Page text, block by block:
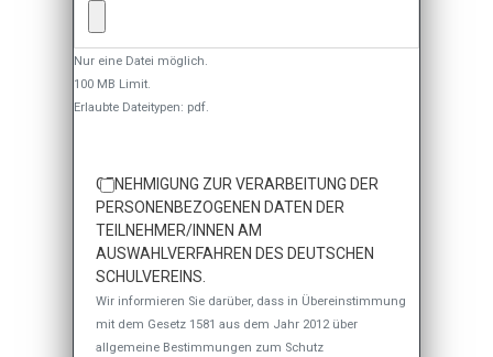
Nur eine Datei möglich.
100 MB Limit.
Erlaubte Dateitypen: pdf.
GENEHMIGUNG ZUR VERARBEITUNG DER
PERSONENBEZOGENEN DATEN DER
TEILNEHMER/INNEN AM
AUSWAHLVERFAHREN DES DEUTSCHEN
SCHULVEREINS.
Wir informieren Sie darüber, dass in Übereinstimmung
mit dem Gesetz 1581 aus dem Jahr 2012 über
allgemeine Bestimmungen zum Schutz